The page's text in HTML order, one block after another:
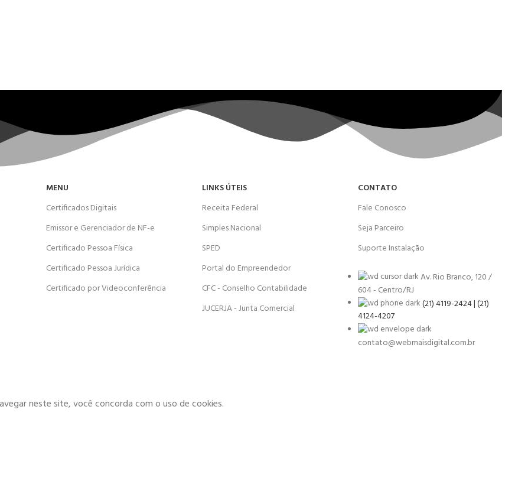
MENU
Certificados Digitais
Emissor e Gerenciador de NF-e
Certificado Pessoa Física
Certificado Pessoa Jurídica
Certificado por Videoconferência
LINKS ÚTEIS
Receita Federal
Simples Nacional
SPED
Portal do Empreendedor
CFC - Conselho Contabilidade
JUCERJA - Junta Comercial
CONTATO
Fale Conosco
Seja Parceiro
Suporte Instalação
Av. Rio Branco, 120 /
604 - Centro/RJ
(21) 4119-2424 | (21)
4124-4207
contato@webmaisdigital.com.br
neste site, você concorda com o uso de cookies.